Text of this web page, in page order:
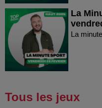
La
La
Tous les jeux